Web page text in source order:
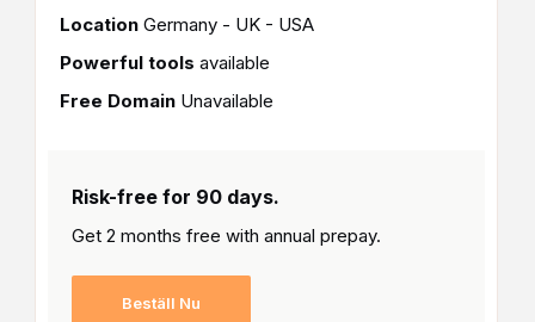
Location Germany - UK - USA
Powerful tools available
Free Domain Unavailable
Risk-free for 90 days.
Get 2 months free with annual prepay.
Beställ Nu